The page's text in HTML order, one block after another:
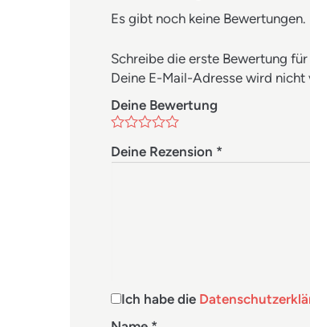
Es gibt noch keine Bewertungen.
Schreibe die erste Bewertung für
Deine E-Mail-Adresse wird
Deine Bewertung
Deine Rezension *
Ich habe die